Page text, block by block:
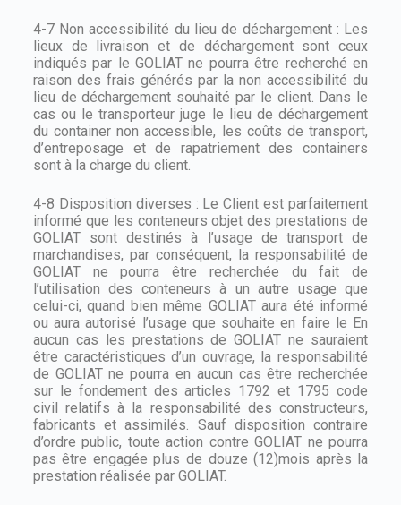
4-7 Non accessibilité du lieu de déchargement : Les
lieux de livraison et de déchargement sont ceux
indiqués par le GOLIAT ne pourra être recherché en
raison des frais générés par la non accessibilité du
lieu de déchargement souhaité par le client. Dans le
cas ou le transporteur juge le lieu de déchargement
du container non accessible, les coûts de transport,
d’entreposage et de rapatriement des containers
sont à la charge du client.
4-8 Disposition diverses : Le Client est parfaitement
informé que les conteneurs objet des prestations de
GOLIAT sont destinés à l’usage de transport de
marchandises, par conséquent, la responsabilité de
GOLIAT ne pourra être recherchée du fait de
l’utilisation des conteneurs à un autre usage que
celui-ci, quand bien même GOLIAT aura été informé
ou aura autorisé l’usage que souhaite en faire le En
aucun cas les prestations de GOLIAT ne sauraient
être caractéristiques d’un ouvrage, la responsabilité
de GOLIAT ne pourra en aucun cas être recherchée
sur le fondement des articles 1792 et 1795 code
civil relatifs à la responsabilité des constructeurs,
fabricants et assimilés. Sauf disposition contraire
d’ordre public, toute action contre GOLIAT ne pourra
pas être engagée plus de douze (12)mois après la
prestation réalisée par GOLIAT.